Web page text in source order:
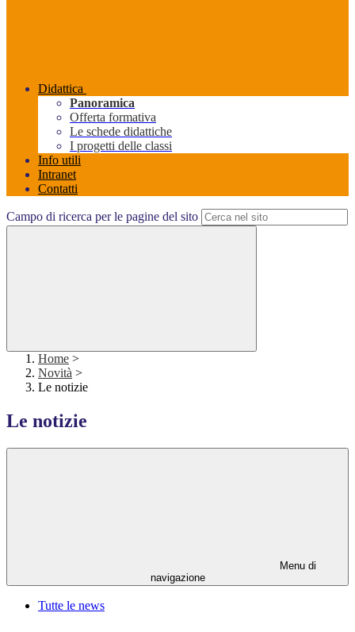
Didattica
Panoramica
Offerta formativa
Le schede didattiche
I progetti delle classi
Info utili
Intranet
Contatti
Campo di ricerca per le pagine del sito
Home >
Novità >
Le notizie
Le notizie
Menu di
navigazione
Tutte le news